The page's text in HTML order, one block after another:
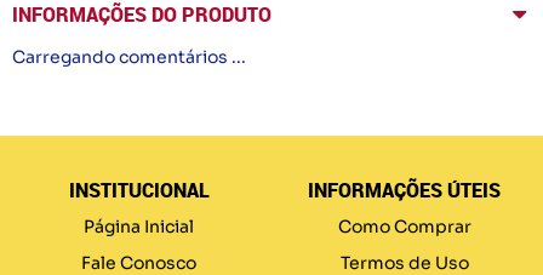
INFORMAÇÕES DO PRODUTO
Carregando comentários ...
INSTITUCIONAL
Página Inicial
Fale Conosco
INFORMAÇÕES ÚTEIS
Como Comprar
Termos de Uso